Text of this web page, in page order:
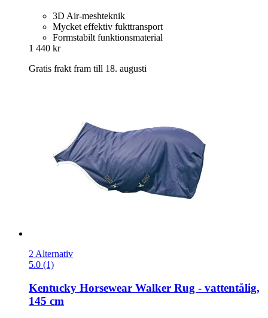
3D Air-meshteknik
Mycket effektiv fukttransport
Formstabilt funktionsmaterial
1 440 kr
Gratis frakt fram till 18. augusti
2 Alternativ
5.0 (1)
Kentucky Horsewear Walker Rug -​ vattentålig,
145 cm